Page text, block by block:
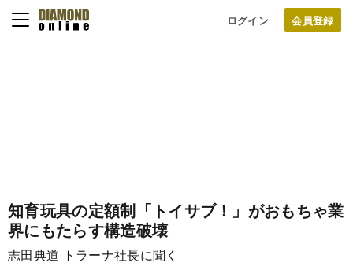
ログイン
知育玩具の定額制「トイサブ！」がおもちゃ業
界にもたらす構造破壊
志田典道 トラーナ社長に聞く